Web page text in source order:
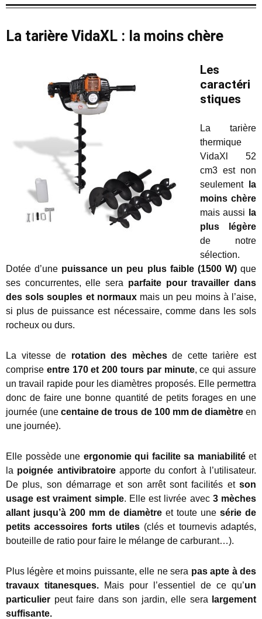
La tarière VidaXL : la moins chère
Les
caractéri
stiques
La tarière
thermique
VidaXl 52
cm3 est non
seulementla
moins chère
mais aussi
la
plus légère
de notre
sélection.
Dotée d’une puissance un peu plus faible (1500 W)que
ses concurrentes, elle sera parfaite pour travailler dans
des sols souples et normauxmais un peu moins à l’aise,
si plus de puissance est nécessaire, comme dans les sols
rocheux ou durs.
La vitesse de rotation des mèchesde cette tarière est
comprise entre 170 et 200 tours par minute, ce qui assure
un travail rapide pour les diamètres proposés. Elle permettra
donc de faire une bonne quantité de petits forages en une
journée (unecentaine de trous de 100 mm de diamètreen
une journée).
Elle possède une ergonomie qui facilite sa maniabilitéet
la poignée antivibratoireapporte du confort à l’utilisateur.
De plus, son démarrage et son arrêt sont facilités et son
usage est vraiment simple. Elle est livrée avec 3 mèches
allant jusqu’à 200 mm de diamètre et toute une série de
petits accessoires forts utiles (clés et tournevis adaptés,
bouteille de ratio pour faire le mélange de carburant…).
Plus légère et moins puissante, elle ne sera pas apte à des
travaux titanesques. Mais pour l’essentiel de ce qu’un
particulier peut faire dans son jardin, elle sera
largement
suffisante.